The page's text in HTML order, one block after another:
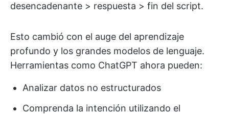
desencadenante > respuesta > fin del script.
Esto cambió con el auge del aprendizaje
profundo y los grandes modelos de lenguaje.
Herramientas como ChatGPT ahora pueden:
Analizar datos no estructurados
Comprenda la intención utilizando el